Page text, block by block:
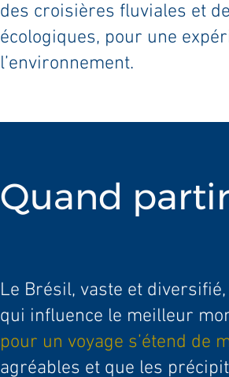
des croisières fluviales et
écologiques, pour une
l’environnement.
Quand
Le Brésil, vaste et diversifié,
qui influence le meilleur
pour un voyage s’étend de
agréables et que les